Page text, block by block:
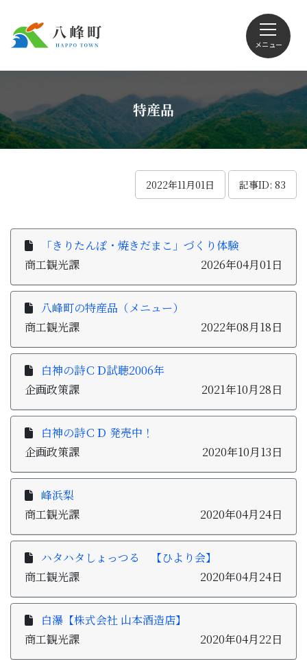
メニュー
Foreign language
くらしの情報
子育て・教育
行政情報
特産品
2022年11月01日 記事ID: 83
「きりたんぽ・焼きだまこ」づくり体験
商工観光課
2026年04月01日
八峰町の特産品（メニュー）
商工観光課
2022年08月18日
白神の詩ＣＤ試聴2006年
企画政策課
2021年10月28日
白神の詩ＣＤ 発売中！
企画政策課
2020年10月13日
峰浜梨
商工観光課
2020年04月24日
ハタハタしょっつる 【ひより会】
商工観光課
2020年04月24日
白瀑【株式会社 山本酒造店】
商工観光課
2020年04月22日